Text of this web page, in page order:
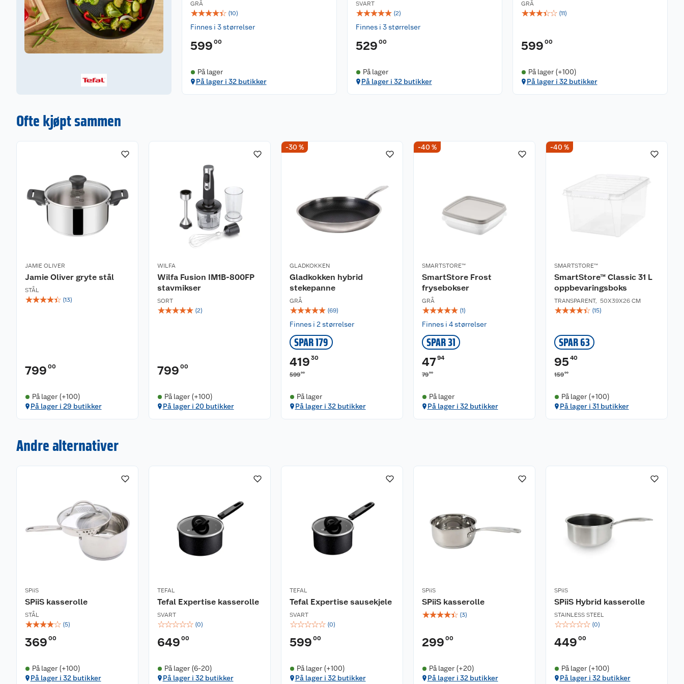
elektrisk.
GRÅ
☆☆☆☆☆ (10)
Finnes i 3 størrelser
599 00
På lager
På lager i 32 butikker
SVART
☆☆☆☆☆ (2)
Finnes i 3 størrelser
529 00
På lager
På lager i 32 butikker
GRÅ
☆☆☆☆☆ (11)
599 00
På lager (+100)
På lager i 32 butikker
Ofte kjøpt sammen
JAMIE OLIVER
Jamie Oliver gryte stål
STÅL
☆☆☆☆☆ (13)
799 00
På lager (+100)
På lager i 29 butikker
WILFA
Wilfa Fusion IM1B-800FP
stavmikser
SORT
☆☆☆☆☆ (2)
799 00
På lager (+100)
På lager i 20 butikker
-30 %
GLADKOKKEN
Gladkokken hybrid
stekepanne
GRÅ
☆☆☆☆☆ (69)
Finnes i 2 størrelser
SPAR 179
419 30
59900
På lager
På lager i 32 butikker
-40 %
SMARTSTORE™
SmartStore Frost
frysebokser
GRÅ
☆☆☆☆☆ (1)
Finnes i 4 størrelser
SPAR 31
4794
7990
På lager
På lager i 32 butikker
-40 %
SMARTSTORE™
SmartStore™ Classic 31 L
oppbevaringsboks
TRANSPARENT, 50X39X26 CM
☆☆☆☆☆ (15)
SPAR 63
95 40
15900
På lager (+100)
På lager i 31 butikker
Andre alternativer
SPiiS
SPiiS kasserolle
STÅL
☆☆☆☆☆ (5)
369 00
På lager (+100)
På lager i 32 butikker
TEFAL
Tefal Expertise kasserolle
SVART
☆☆☆☆☆ (0)
649 00
På lager (6-20)
På lager i 32 butikker
TEFAL
Tefal Expertise sausekjele
SVART
☆☆☆☆☆ (0)
599 00
På lager (+100)
På lager i 32 butikker
SPiiS
SPiiS kasserolle
☆☆☆☆☆ (3)
299 00
På lager (+20)
På lager i 32 butikker
SPiiS
SPiiS Hybrid kasserolle
STAINLESS STEEL
☆☆☆☆☆ (0)
449 00
På lager (+100)
På lager i 32 butikker